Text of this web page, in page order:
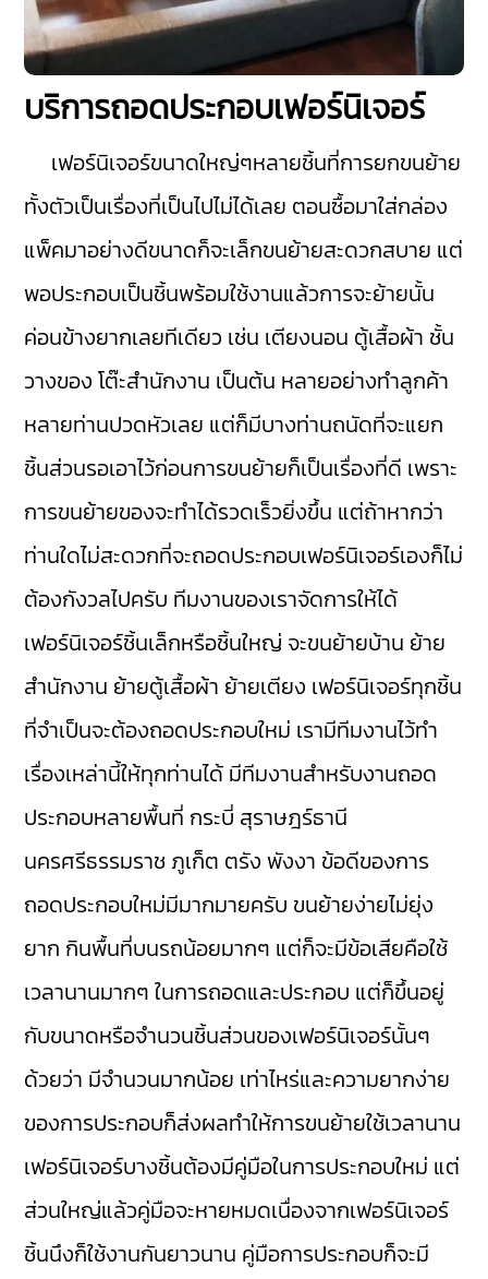
บริการถอดประกอบเฟอร์นิเจอร์
เฟอร์นิเจอร์ขนาดใหญ่ๆหลายชิ้นที่การยกขนย้าย
ทั้งตัวเป็นเรื่องที่เป็นไปไม่ได้เลย ตอนซื้อมาใส่กล่อง
แพ็คมาอย่างดีขนาดก็จะเล็กขนย้ายสะดวกสบาย แต่
พอประกอบเป็นชิ้นพร้อมใช้งานแล้วการจะย้ายนั้น
ค่อนข้างยากเลยทีเดียว เช่น เตียงนอน ตู้เสื้อผ้า ชั้น
วางของ โต๊ะสำนักงาน เป็นต้น หลายอย่างทำลูกค้า
หลายท่านปวดหัวเลย แต่ก็มีบางท่านถนัดที่จะแยก
ชิ้นส่วนรอเอาไว้ก่อนการขนย้ายก็เป็นเรื่องที่ดี เพราะ
การขนย้ายของจะทำได้รวดเร็วยิ่งขึ้น แต่ถ้าหากว่า
ท่านใดไม่สะดวกที่จะถอดประกอบเฟอร์นิเจอร์เองก็ไม่
ต้องกังวลไปครับ ทีมงานของเราจัดการให้ได้
เฟอร์นิเจอร์ชิ้นเล็กหรือชิ้นใหญ่ จะขนย้ายบ้าน ย้าย
สำนักงาน ย้ายตู้เสื้อผ้า ย้ายเตียง เฟอร์นิเจอร์ทุกชิ้น
ที่จำเป็นจะต้องถอดประกอบใหม่ เรามีทีมงานไว้ทำ
เรื่องเหล่านี้ให้ทุกท่านได้ มีทีมงานสำหรับงานถอด
ประกอบหลายพื้นที่ กระบี่ สุราษฎร์ธานี
นครศรีธรรมราช ภูเก็ต ตรัง พังงา ข้อดีของการ
ถอดประกอบใหม่มีมากมายครับ ขนย้ายง่ายไม่ยุ่ง
ยาก กินพื้นที่บนรถน้อยมากๆ แต่ก็จะมีข้อเสียคือใช้
เวลานานมากๆ ในการถอดและประกอบ แต่ก็ขึ้นอยู่
กับขนาดหรือจำนวนชิ้นส่วนของเฟอร์นิเจอร์นั้นๆ
ด้วยว่า มีจำนวนมากน้อย เท่าไหร่และความยากง่าย
ของการประกอบก็ส่งผลทำให้การขนย้ายใช้เวลานาน
เฟอร์นิเจอร์บางชิ้นต้องมีคู่มือในการประกอบใหม่ แต่
ส่วนใหญ่แล้วคู่มือจะหายหมดเนื่องจากเฟอร์นิเจอร์
ชิ้นนึงก็ใช้งานกันยาวนาน คู่มือการประกอบก็จะมี